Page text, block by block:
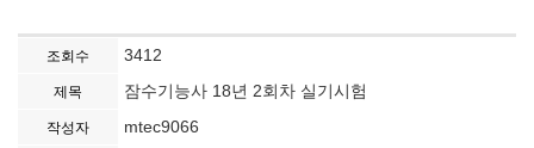
조회수 3412
제목 잠수기능사 18년 2회차 실기시험
작성자 mtec9066